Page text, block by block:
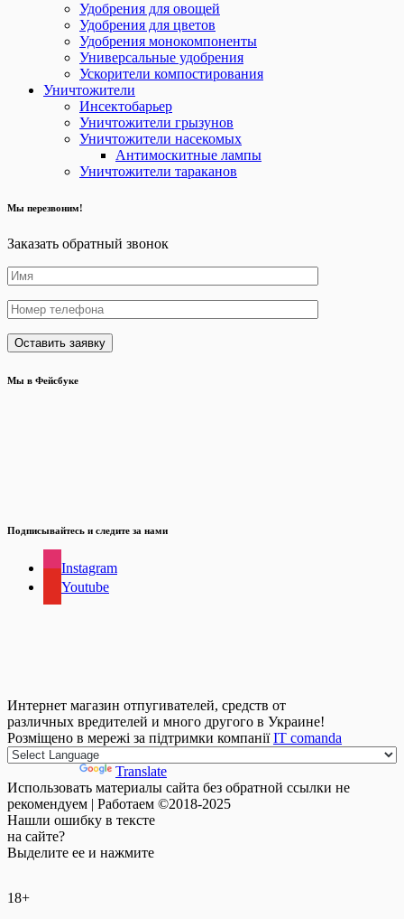
Удобрения для овощей
Удобрения для цветов
Удобрения монокомпоненты
Универсальные удобрения
Ускорители компостирования
Уничтожители
Инсектобарьер
Уничтожители грызунов
Уничтожители насекомых
Антимоскитные лампы
Уничтожители тараканов
Мы перезвоним!
Заказать обратный звонок
Мы в Фейсбуке
Подписывайтесь и следите за нами
Instagram
Youtube
Интернет магазин отпугивателей, средств от
различных вредителей и много другого в Украине!
Розміщено в мережі за підтримки компаніїIT comanda
Translate
Использовать материалы сайта без обратной ссылки не
рекомендуем | Работаем ©2018-2025
Нашли ошибку в тексте
на сайте?
Выделите ее и нажмите
18+